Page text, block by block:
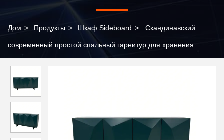
Дом > Продукты > Шкаф Sideboard > Скандинавский
современный простой спальный гарнитур для хранения